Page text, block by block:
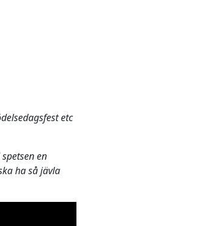
etc
en
ha så jävla